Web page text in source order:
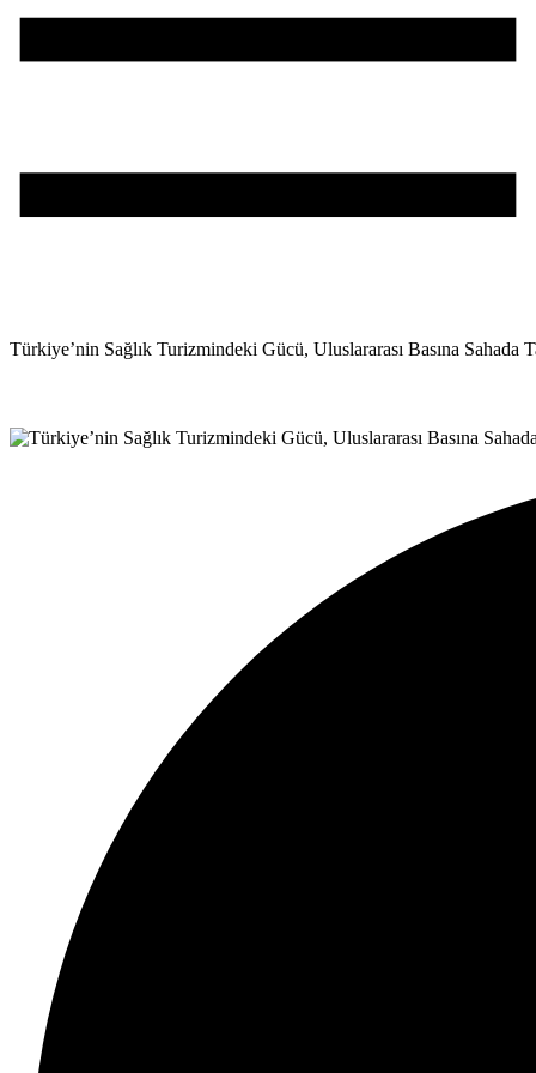
Türkiye’nin Sağlık Turizmindeki Gücü, Uluslararası Basına Sahada